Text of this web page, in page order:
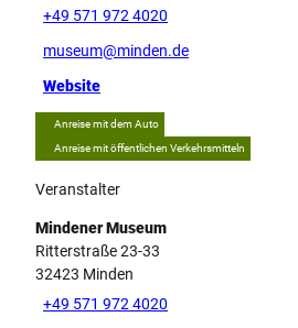
+49 571 972 4020
museum@minden.de
Website
Anreise mit dem Auto
Anreise mit öffentlichen Verkehrsmitteln
Veranstalter
Mindener Museum
Ritterstraße 23-33
32423 Minden
+49 571 972 4020